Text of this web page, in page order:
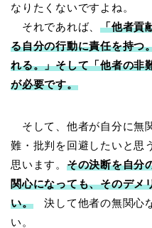
なりたくないですよね。
それであれば、「他者貢
る自分の行動に責任を持つ
れる。」そして「他者の非
が必要です。
そして、他者が自分に無
難・批判を回避したいと思
思います。 その決断を自分
関心になっても、そのデメ
い。決して他者の無関心
い。